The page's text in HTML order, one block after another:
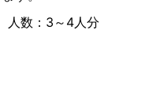
数：3～4人分